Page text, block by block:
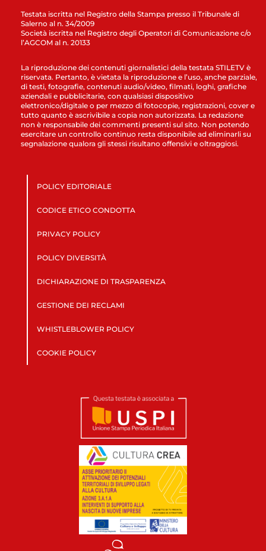
Testata iscritta nel Registro della Stampa presso il Tribunale di
Salerno al n. 34/2009
Società iscritta nel Registro degli Operatori di Comunicazione c/o
l’AGCOM al n. 20133
La riproduzione dei contenuti giornalistici della testata STILETV è
riservata. Pertanto, è vietata la riproduzione e l’uso, anche parziale,
di testi, fotografie, contenuti audio/video, filmati, loghi, grafiche
aziendali e pubblicitarie, con qualsiasi dispositivo
elettronico/digitale o per mezzo di fotocopie, registrazioni, cover e
tutto quanto è ascrivibile a copia non autorizzata. La redazione
non è responsabile dei commenti presenti sul sito. Non potendo
esercitare un controllo continuo resta disponibile ad eliminarli su
segnalazione qualora gli stessi risultano offensivi e oltraggiosi.
POLICY EDITORIALE
CODICE ETICO CONDOTTA
PRIVACY POLICY
POLICY DIVERSITÀ
DICHIARAZIONE DI TRASPARENZA
GESTIONE DEI RECLAMI
WHISTLEBLOWER POLICY
COOKIE POLICY